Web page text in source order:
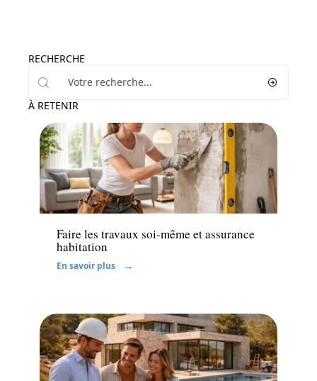
RECHERCHE
À RETENIR
Assurer
Faire les travaux soi-même et assurance
habitation
En savoir plus